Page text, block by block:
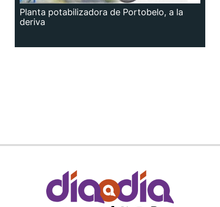
Planta potabilizadora de Portobelo, a la
deriva